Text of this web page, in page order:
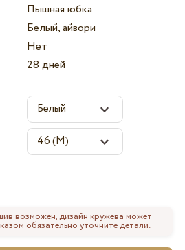
Пышная юбка
Белый, айвори
Нет
28 дней
возможен, дизайн кружева может
обязательно уточните детали.